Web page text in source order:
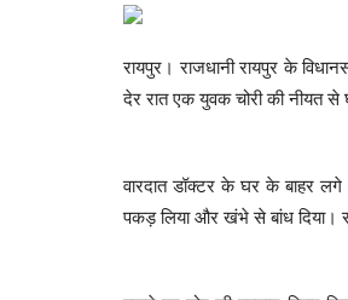
रायपुर। राजधानी रायपुर के
देर रात एक युवक चोरी की नीयत से
वारदात डॉक्टर के घर के बाहर
पकड़ लिया और खंभे से बांध दिया।